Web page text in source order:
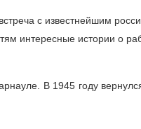
с известнейшим
интересные истории о
В 1945 году